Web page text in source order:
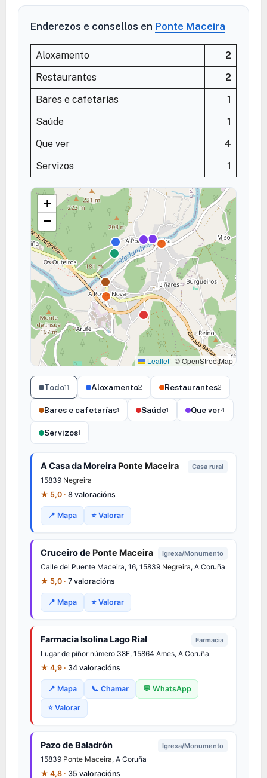
Enderezos e consellos en Ponte Maceira
Aloxamento
2
Restaurantes
2
Bares e cafetarías
1
Saúde
1
Que ver
4
Servizos
1
+
−
Leaflet | © OpenStreetMap
Todo11 Aloxamento2 Restaurantes2
Bares e cafetarías1 Saúde1 Que ver4
Servizos1
A Casa da Moreira Ponte Maceira Casa rural
15839 Negreira
★ 5,0 · 8 valoracións
📍 Mapa ⭐ Valorar
Cruceiro de Ponte Maceira Igrexa/Monumento
Calle del Puente Maceira, 16, 15839 Negreira, A Coruña
★ 5,0 · 7 valoracións
📍 Mapa ⭐ Valorar
Farmacia Isolina Lago Rial Farmacia
Lugar de piñor número 38E, 15864 Ames, A Coruña
★ 4,9 · 34 valoracións
📍 Mapa 📞 Chamar 💬 WhatsApp
⭐ Valorar
Pazo de Baladrón Igrexa/Monumento
15839 Ponte Maceira, A Coruña
★ 4,8 · 35 valoracións